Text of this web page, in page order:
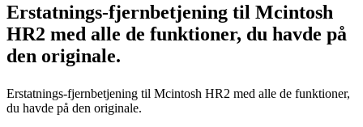
Erstatnings-fjernbetjening til Mcintosh
HR2 med alle de funktioner, du havde på
den originale.
Erstatnings-fjernbetjening til Mcintosh HR2 med alle de funktioner,
du havde på den originale.